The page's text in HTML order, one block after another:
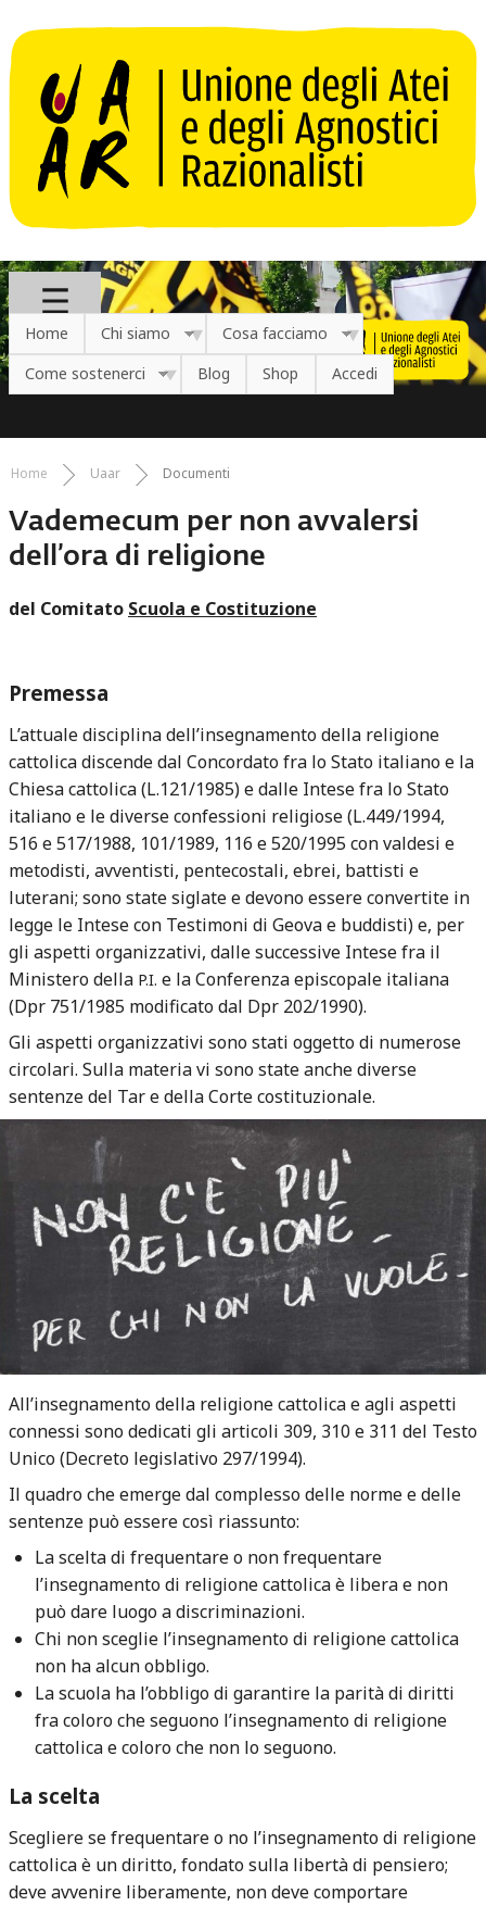
Home Chi siamo
Cosa facciamo
Come sostenerci
Blog Shop Accedi
Tu sei qui
Home Uaar Documenti
Vademecum per non avvalersi
dell’ora di religione
del Comitato Scuola e Costituzione
Premessa
L’attuale disciplina dell’insegnamento della religione
cattolica discende dal Concordato fra lo Stato italiano e la
Chiesa cattolica (L.121/1985) e dalle Intese fra lo Stato
italiano e le diverse confessioni religiose (L.449/1994,
516 e 517/1988, 101/1989, 116 e 520/1995 con valdesi e
metodisti, avventisti, pentecostali, ebrei, battisti e
luterani; sono state siglate e devono essere convertite in
legge le Intese con Testimoni di Geova e buddisti) e, per
gli aspetti organizzativi, dalle successive Intese fra il
Ministero della P.I. e la Conferenza episcopale italiana
(Dpr 751/1985 modificato dal Dpr 202/1990).
Gli aspetti organizzativi sono stati oggetto di numerose
circolari. Sulla materia vi sono state anche diverse
sentenze del Tar e della Corte costituzionale.
All’insegnamento della religione cattolica e agli aspetti
connessi sono dedicati gli articoli 309, 310 e 311 del Testo
Unico (Decreto legislativo 297/1994).
Il quadro che emerge dal complesso delle norme e delle
sentenze può essere così riassunto:
La scelta di frequentare o non frequentare
l’insegnamento di religione cattolica è libera e non
può dare luogo a discriminazioni.
Chi non sceglie l’insegnamento di religione cattolica
non ha alcun obbligo.
La scuola ha l’obbligo di garantire la parità di diritti
fra coloro che seguono l’insegnamento di religione
cattolica e coloro che non lo seguono.
La scelta
Scegliere se frequentare o no l’insegnamento di religione
cattolica è un diritto, fondato sulla libertà di pensiero;
deve avvenire liberamente, non deve comportare